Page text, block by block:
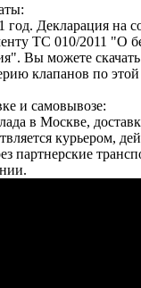
год. Декларация на
ТС 010/2011 "О
Вы можете
клапанов по этой
и самовывозе:
в Москве,
курьером,
партнерские